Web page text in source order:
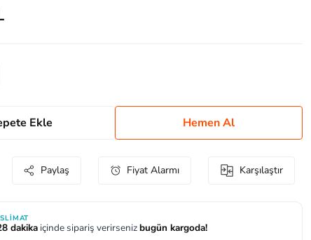
Ekle Hemen Al
Paylaş Fiyat Alarmı Karşılaştır
dakika içinde sipariş verirsenizbugün kargoda!